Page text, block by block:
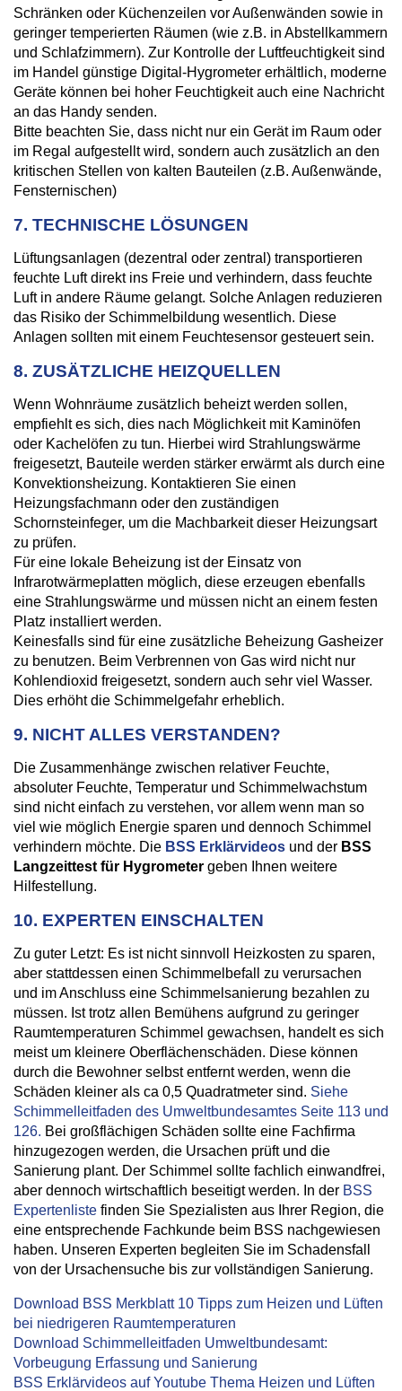
Schränken oder Küchenzeilen vor Außenwänden sowie in
geringer temperierten Räumen (wie z.B. in Abstellkammern
und Schlafzimmern). Zur Kontrolle der Luftfeuchtigkeit sind
im Handel günstige Digital-Hygrometer erhältlich, moderne
Geräte können bei hoher Feuchtigkeit auch eine Nachricht
an das Handy senden.
Bitte beachten Sie, dass nicht nur ein Gerät im Raum oder
im Regal aufgestellt wird, sondern auch zusätzlich an den
kritischen Stellen von kalten Bauteilen (z.B. Außenwände,
Fensternischen)
7. TECHNISCHE LÖSUNGEN
Lüftungsanlagen (dezentral oder zentral) transportieren
feuchte Luft direkt ins Freie und verhindern, dass feuchte
Luft in andere Räume gelangt. Solche Anlagen reduzieren
das Risiko der Schimmelbildung wesentlich. Diese
Anlagen sollten mit einem Feuchtesensor gesteuert sein.
8. ZUSÄTZLICHE HEIZQUELLEN
Wenn Wohnräume zusätzlich beheizt werden sollen,
empfiehlt es sich, dies nach Möglichkeit mit Kaminöfen
oder Kachelöfen zu tun. Hierbei wird Strahlungswärme
freigesetzt, Bauteile werden stärker erwärmt als durch eine
Konvektionsheizung. Kontaktieren Sie einen
Heizungsfachmann oder den zuständigen
Schornsteinfeger, um die Machbarkeit dieser Heizungsart
zu prüfen.
Für eine lokale Beheizung ist der Einsatz von
Infrarotwärmeplatten möglich, diese erzeugen ebenfalls
eine Strahlungswärme und müssen nicht an einem festen
Platz installiert werden.
Keinesfalls sind für eine zusätzliche Beheizung Gasheizer
zu benutzen. Beim Verbrennen von Gas wird nicht nur
Kohlendioxid freigesetzt, sondern auch sehr viel Wasser.
Dies erhöht die Schimmelgefahr erheblich.
9. NICHT ALLES VERSTANDEN?
Die Zusammenhänge zwischen relativer Feuchte,
absoluter Feuchte, Temperatur und Schimmelwachstum
sind nicht einfach zu verstehen, vor allem wenn man so
viel wie möglich Energie sparen und dennoch Schimmel
verhindern möchte. Die BSS Erklärvideos und der BSS
Langzeittest für Hygrometer geben Ihnen weitere
Hilfestellung.
10. EXPERTEN EINSCHALTEN
Zu guter Letzt: Es ist nicht sinnvoll Heizkosten zu sparen,
aber stattdessen einen Schimmelbefall zu verursachen
und im Anschluss eine Schimmelsanierung bezahlen zu
müssen. Ist trotz allen Bemühens aufgrund zu geringer
Raumtemperaturen Schimmel gewachsen, handelt es sich
meist um kleinere Oberflächenschäden. Diese können
durch die Bewohner selbst entfernt werden, wenn die
Schäden kleiner als ca 0,5 Quadratmeter sind. Siehe
Schimmelleitfaden des Umweltbundesamtes Seite 113 und
126. Bei großflächigen Schäden sollte eine Fachfirma
hinzugezogen werden, die Ursachen prüft und die
Sanierung plant. Der Schimmel sollte fachlich einwandfrei,
aber dennoch wirtschaftlich beseitigt werden. In der BSS
Expertenliste finden Sie Spezialisten aus Ihrer Region, die
eine entsprechende Fachkunde beim BSS nachgewiesen
haben. Unseren Experten begleiten Sie im Schadensfall
von der Ursachensuche bis zur vollständigen Sanierung.
Download BSS Merkblatt 10 Tipps zum Heizen und Lüften
bei niedrigeren Raumtemperaturen
Download Schimmelleitfaden Umweltbundesamt:
Vorbeugung Erfassung und Sanierung
BSS Erklärvideos auf Youtube Thema Heizen und Lüften